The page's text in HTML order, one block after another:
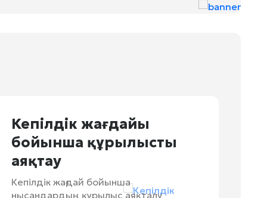
Кепілдік жағдайы
бойынша құрылысты
аяқтау
Кепілдік жағдай бойынша
нысандардың құрылыс аяқталу